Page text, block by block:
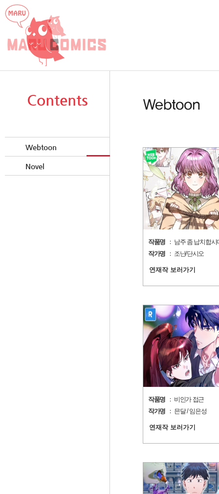
Contents
Webtoon
Novel
작품명
남주 좀 납치합시
작가명
조난/단시오
연재작 보러가기
작품명
비인가 접근
작가명
믄달 / 임은성
연재작 보러가기